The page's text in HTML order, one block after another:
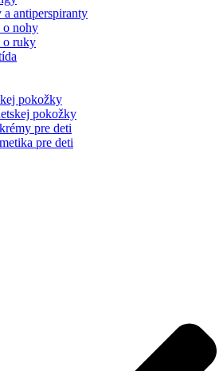
a antiperspiranty
o nohy
o ruky
pokožky
pokožky
pre deti
pre deti